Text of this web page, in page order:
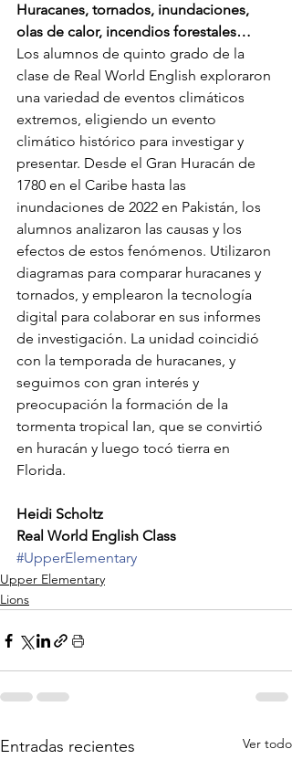
Huracanes, tornados, inundaciones,
olas de calor, incendios forestales…
Los alumnos de quinto grado de la
clase de Real World English exploraron
una variedad de eventos climáticos
extremos, eligiendo un evento
climático histórico para investigar y
presentar. Desde el Gran Huracán de
1780 en el Caribe hasta las
inundaciones de 2022 en Pakistán, los
alumnos analizaron las causas y los
efectos de estos fenómenos. Utilizaron
diagramas para comparar huracanes y
tornados, y emplearon la tecnología
digital para colaborar en sus informes
de investigación. La unidad coincidió
con la temporada de huracanes, y
seguimos con gran interés y
preocupación la formación de la
tormenta tropical Ian, que se convirtió
en huracán y luego tocó tierra en
Florida.
Heidi Scholtz
Real World English Class
#UpperElementary
Upper Elementary
Lions
Entradas recientes Ver todo